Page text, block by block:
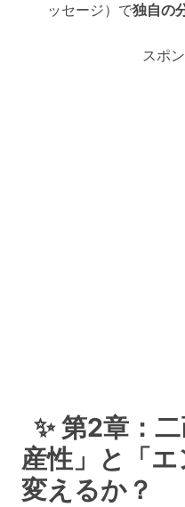
ッセージ）で独自の
スポ
✨ 第2章：
産性」と「
変えるか？